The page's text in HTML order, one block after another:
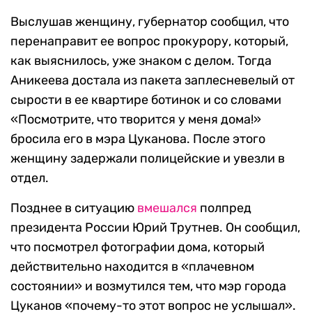
Выслушав женщину, губернатор сообщил, что
перенаправит ее вопрос прокурору, который,
как выяснилось, уже знаком с делом. Тогда
Аникеева достала из пакета заплесневелый от
сырости в ее квартире ботинок и со словами
«Посмотрите, что творится у меня дома!»
бросила его в мэра Цуканова. После этого
женщину задержали полицейские и увезли в
отдел.
Позднее в ситуацию вмешался полпред
президента России Юрий Трутнев. Он сообщил,
что посмотрел фотографии дома, который
действительно находится в «плачевном
состоянии» и возмутился тем, что мэр города
Цуканов «почему-то этот вопрос не услышал».